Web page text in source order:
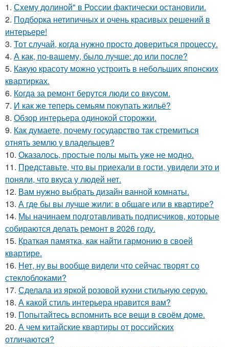
1. Схему долиной" в России фактически остановили.
2. Подборка нетипичных и очень красивых решений в
интерьере!
3. Тот случай, когда нужно просто довериться процессу.
4. А как, по-вашему, было лучше: до или после?
5. Какую красоту можно устроить в небольших японских
квартирках.
6. Когда за ремонт берутся люди со вкусом.
7. И как же теперь семьям покупать жильё?
8. Обзор интерьера одинокой сторожки.
9. Как думаете, почему государство так стремиться
отнять землю у владельцев?
10. Оказалось, простые полы мыть уже не модно.
11. Представьте, что вы приехали в гости, увидели это и
поняли, что вкуса у людей нет.
12. Вам нужно выбрать дизайн ванной комнаты.
13. А где бы вы лучше жили: в общаге или в квартире?
14. Мы начинаем подготавливать подписчиков, которые
собираются делать ремонт в 2026 году.
15. Краткая памятка, как найти гармонию в своей
квартире.
16. Нет, ну вы вообще видели что сейчас творят со
стеклоблоками?
17. Сделала из яркой розовой кухни стильную серую.
18. А какой стиль интерьера нравится вам?
19. Попытайтесь вспомнить все вещи в своём доме.
20. А чем китайские квартиры от российских
отличаются?